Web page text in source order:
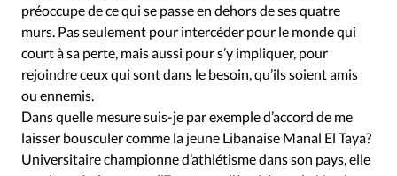
préoccupe de ce qui se passe en dehors de ses quatre
murs. Pas seulement pour intercéder pour le monde qui
court à sa perte, mais aussi pour s’y impliquer, pour
rejoindre ceux qui sont dans le besoin, qu’ils soient amis
ou ennemis.
Dans quelle mesure suis-je par exemple d’accord de me
laisser bousculer comme la jeune Libanaise Manal El Taya?
Universitaire championne d’athlétisme dans son pays, elle